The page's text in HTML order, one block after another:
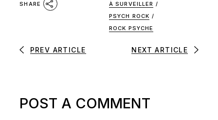
SHARE À SURVEILLER /
PSYCH ROCK /
ROCK PSYCHE
PREV ARTICLE NEXT ARTICLE
POST A COMMENT